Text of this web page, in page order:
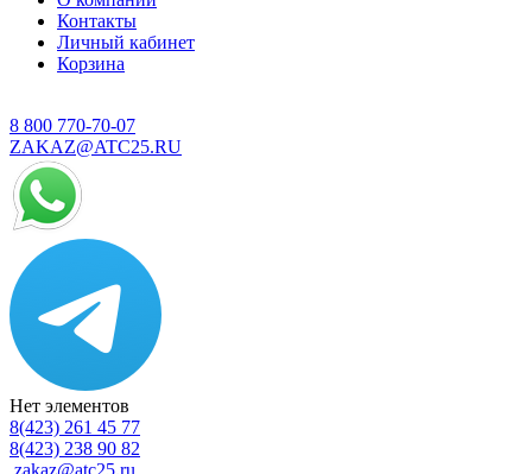
Контакты
Личный кабинет
Корзина
8 800 770-70-07
ZAKAZ@ATC25.RU
Нет элементов
8(423) 261 45 77
8(423) 238 90 82
zakaz@atc25.ru